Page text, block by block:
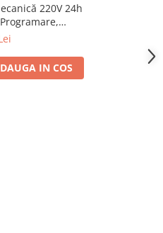
220V 24h
IN COS